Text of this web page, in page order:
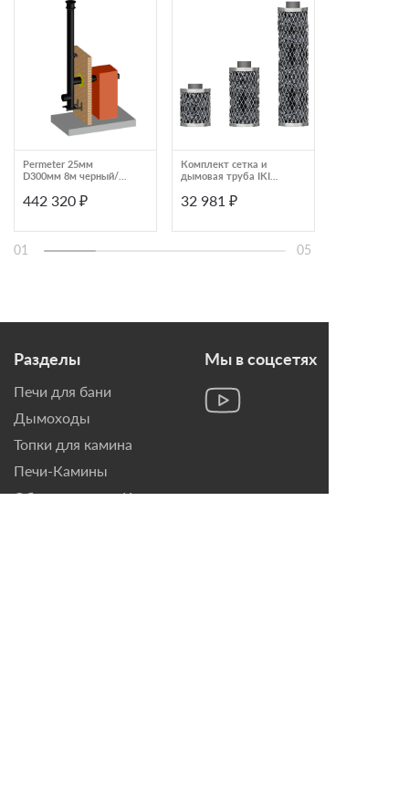
Permeter 25мм
D300мм 8м черный/
монтаж) Schiedel
442 320 ₽
Комплект сетка и
дымовая труба IKI
32 981 ₽
01 05
Разделы
Печи для бани
Дымоходы
Топки для камина
Печи-Камины
Облицовки для Каминов
Мы в соцсетях